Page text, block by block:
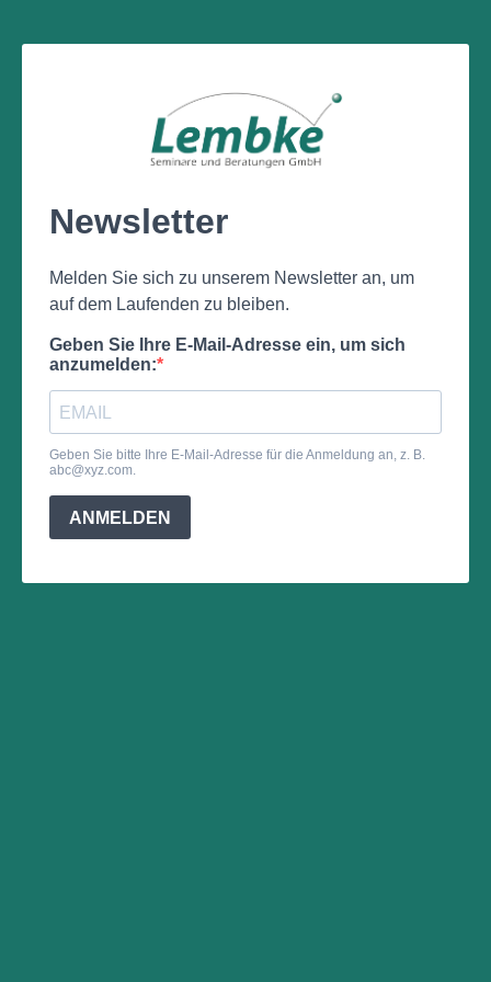
Newsletter
Melden Sie sich zu unserem Newsletter an, um
auf dem Laufenden zu bleiben.
Geben Sie Ihre E-Mail-Adresse ein, um sich
anzumelden:
Geben Sie bitte Ihre E-Mail-Adresse für die Anmeldung an, z. B.
abc@xyz.com.
ANMELDEN